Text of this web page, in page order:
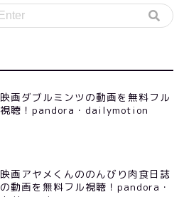
映画ダブルミンツの動画を無料フル
視聴！pandora・dailymotion
映画アヤメくんののんびり肉食日誌
の動画を無料フル視聴！pandora・